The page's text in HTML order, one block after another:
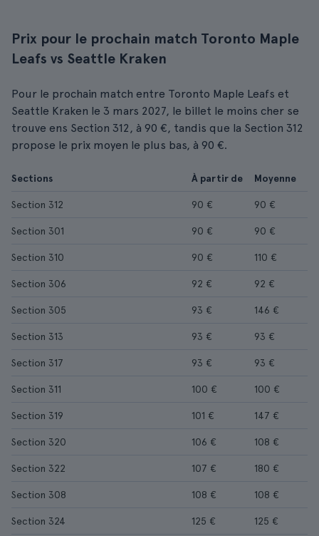
Prix pour le prochain match Toronto Maple
Leafs vs Seattle Kraken
Pour le prochain match entre Toronto Maple Leafs et
Seattle Kraken le 3 mars 2027, le billet le moins cher se
trouve ens Section 312, à 90 €, tandis que la Section 312
propose le prix moyen le plus bas, à 90 €.
Sections À partir de Moyenne
Section 312 90 € 90 €
Section 301 90 € 90 €
Section 310 90 € 110 €
Section 306 92 € 92 €
Section 305 93 € 146 €
Section 313 93 € 93 €
Section 317 93 € 93 €
Section 311 100 € 100 €
Section 319 101 € 147 €
Section 320 106 € 108 €
Section 322 107 € 180 €
Section 308 108 € 108 €
Section 324 125 € 125 €